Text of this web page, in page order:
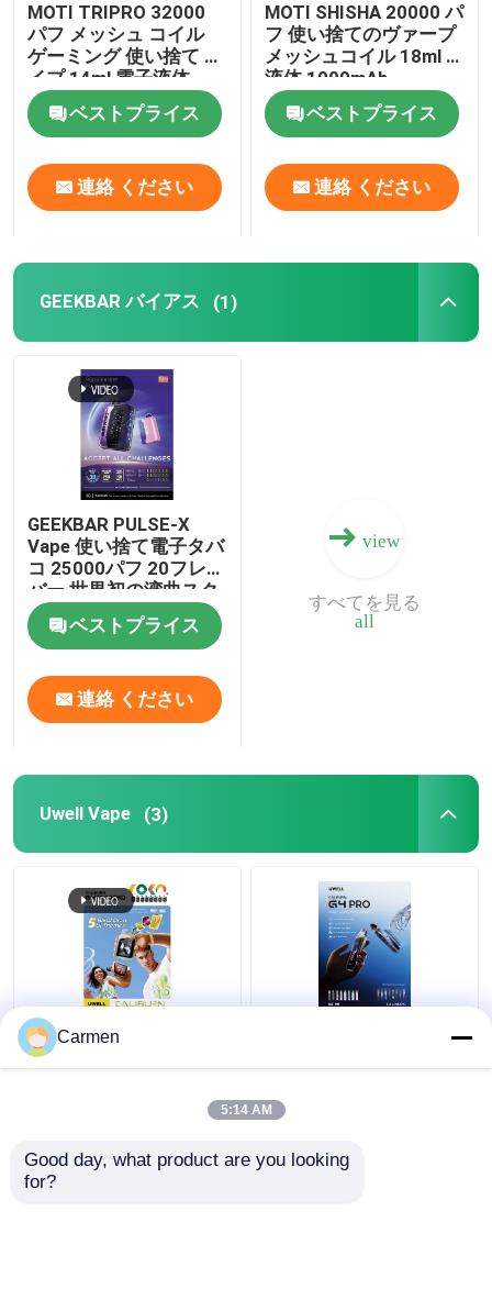
OXBAR バイプ
Uwell Vape
ピークバー 蒸気
HQD バイプ
EPLUS バイプ
オールドスクール バイプ
EPE バイプ
VAPORLAX バイプ
ENVA バイプ
OKK バイプ
MOTI TRIPRO 32000
パフ メッシュ コイル
ゲーミング 使い捨て バ
イプ 14ml 電子液体
650mAh 50mg ニコチ
ン
ベストプライス
連絡 ください
MOTI SHISHA 20000 パ
フ 使い捨てのヴァープ
メッシュコイル 18ml E
液体 1000mAh
20mg/mL ニコチンタイ
プC ベストプライス
連絡 ください
GEEKBAR バイアス (1)
GEEKBAR PULSE-X
Vape 使い捨て電子タバ
コ 25000パフ 20フレー
バー 世界初の湾曲スク
リーン
ベストプライス
連絡 ください
view
all
すべてを見る
Uwell Vape (3)
UWELL G4 PRO KOKO
高性能35W電子タバ
イ、0.4Ω-1.2Ωメッシュ
イズ可能なVAPE体験の
ための8つのフレーバー
UWELL G4 PRO 高性能
LEDディスプレイ、
0.4Ω-1.2Ω メッシュコ
ズ可能なVAPE体験のた
Carmen
5:14 AM
Good day, what product are you looking
for?